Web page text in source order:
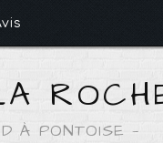
À PONTOISE —